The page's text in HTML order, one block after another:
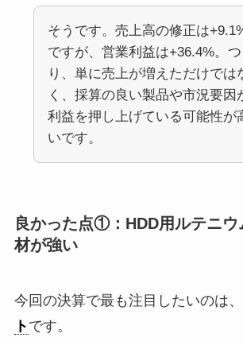
そうです。売上高の修正は
ですが、営業利益は+36.4%。つ
り、単に売上が増えただけでは
く、採算の良い製品や市況要因
利益を押し上げている可能性が
いです。
良かった点①：HDD用ルテニウ
材が強い
今回の決算で最も注目したいのは、
ト です。